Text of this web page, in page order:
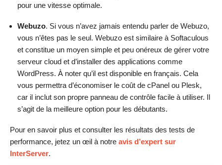
pour une vitesse optimale.
Webuzo. Si vous n’avez jamais entendu parler de Webuzo,
vous n’êtes pas le seul. Webuzo est similaire à Softaculous
et constitue un moyen simple et peu onéreux de gérer votre
serveur cloud et d’installer des applications comme
WordPress. À noter qu’il est disponible en français. Cela
vous permettra d’économiser le coût de cPanel ou Plesk,
car il inclut son propre panneau de contrôle facile à utiliser. Il
s’agit de la meilleure option pour les débutants.
Pour en savoir plus et consulter les résultats des tests de
performance, jetez un œil à notre avis d’expert sur
InterServer.